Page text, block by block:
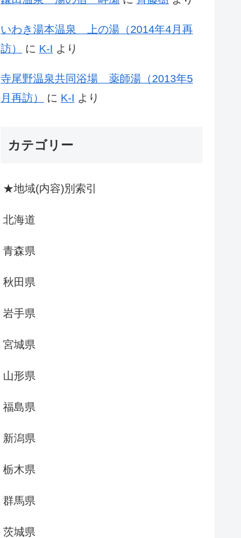
いわき湯本温泉 上の湯（2014年4月再
訪）
に K-I より
寺尾野温泉共同浴場 薬師湯（2013年5
月再訪）
に K-I より
カテゴリー
★地域(内容)別索引
北海道
青森県
秋田県
岩手県
宮城県
山形県
福島県
新潟県
栃木県
群馬県
茨城県